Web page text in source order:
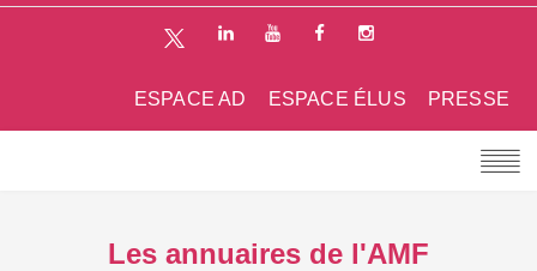
PRESSE
ESPACE ÉLUS
ESPACE AD
Les annuaires de l'AMF